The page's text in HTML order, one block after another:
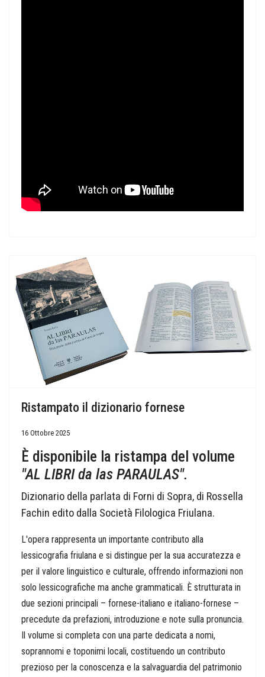
Ristampato il dizionario fornese
16 Ottobre 2025
È disponibile la ristampa del volume
"AL LIBRI da las PARAULAS".
Dizionario della parlata di Forni di Sopra, di Rossella
Fachin edito dalla Società Filologica Friulana.
L'opera rappresenta un importante contributo alla
lessicografia friulana e si distingue per la sua accuratezza e
per il valore linguistico e culturale, offrendo informazioni non
solo lessicografiche ma anche grammaticali. È strutturata in
due sezioni principali – fornese-italiano e italiano-fornese –
precedute da prefazioni, introduzione e note sulla pronuncia.
Il volume si completa con una parte dedicata a nomi,
soprannomi e toponimi locali, costituendo un contributo
prezioso per la conoscenza e la salvaguardia del patrimonio